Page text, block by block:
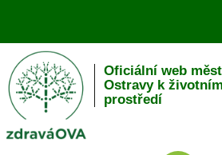
Oficiální web
Ostravy k
prostředí